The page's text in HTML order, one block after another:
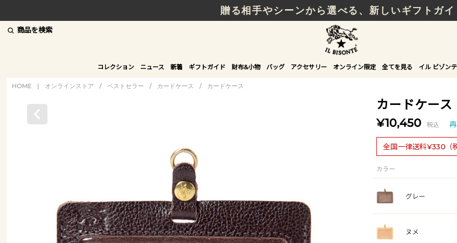
贈る相手やシーンから選べる、新しいギフトガイ
商品を検索
コレクション ニュース 新着 ギフトガイド 財布&小物 バッグ アクセサリー オンライン限定 全てを見る イル ビゾン
HOME | オンラインストア / ベストセラー / カードケース / カードケース
カードケース
¥10,450 税込
全国一律送料¥330（
カラー
グレー
ヌメ